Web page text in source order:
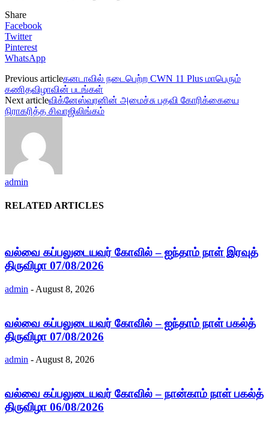
Share
Facebook
Twitter
Pinterest
WhatsApp
Previous articleகனடாவில் நடைபெற்ற CWN 11 Plus மாபெரும்
கணிதவிழாவின் படங்கள்
Next articleவிக்னேஸ்வரனின் அமைச்சு பதவி கோரிக்கையை
நிராகரித்த சிவாஜிலிங்கம்
admin
RELATED ARTICLES
வல்வை கப்பலுடையவர் கோவில் – ஐந்தாம் நாள் இரவுத்
திருவிழா 07/08/2026
admin - August 8, 2026
வல்வை கப்பலுடையவர் கோவில் – ஐந்தாம் நாள் பகல்த்
திருவிழா 07/08/2026
admin - August 8, 2026
வல்வை கப்பலுடையவர் கோவில் – நான்காம் நாள் பகல்த்
திருவிழா 06/08/2026